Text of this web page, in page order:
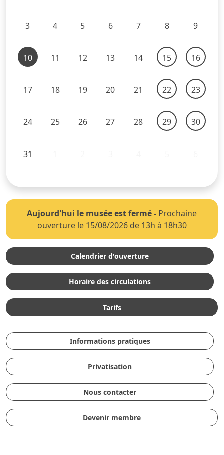
3 4 5 6 7 8 9
10 11 12 13 14 15 16
17 18 19 20 21 22 23
24 25 26 27 28 29 30
31
Aujourd'hui le musée est fermé- Prochaine
ouverture le 15/08/2026 de 13h à 18h30
Calendrier d'ouverture
Horaire des circulations
Tarifs
Informations pratiques
Privatisation
Nous contacter
Devenir membre